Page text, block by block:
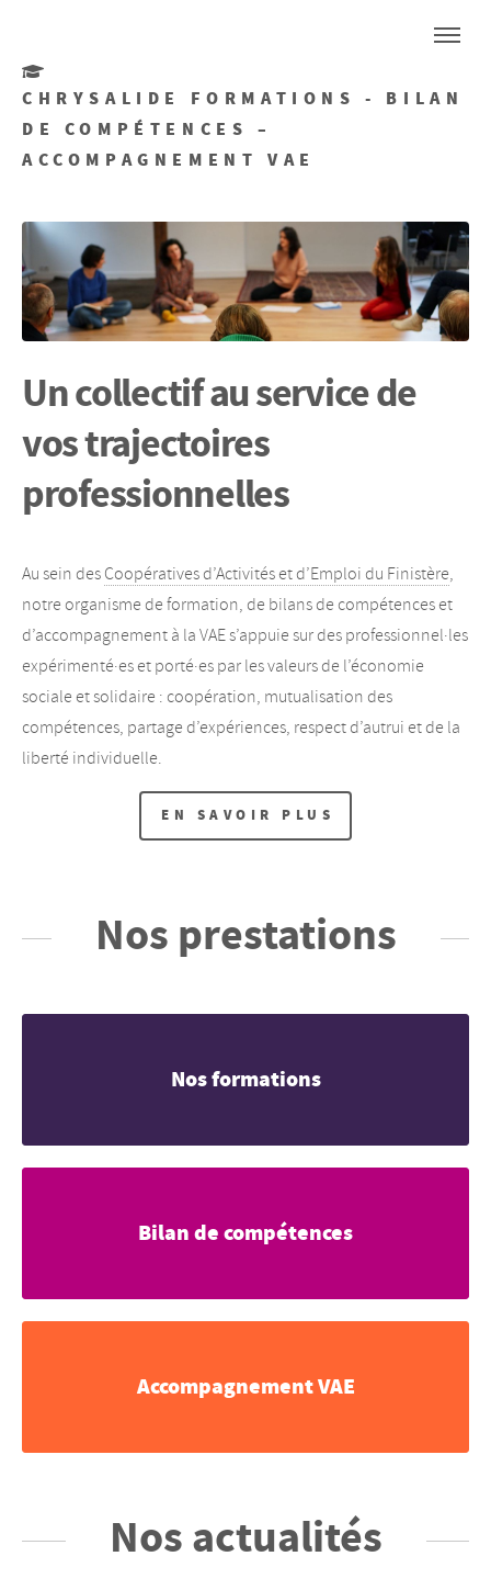
CHRYSALIDE FORMATIONS - BILAN
DE COMPÉTENCES –
ACCOMPAGNEMENT VAE
Un collectif au service de
vos trajectoires
professionnelles
Au sein des Coopératives d’Activités et d’Emploi du Finistère,
notre organisme de formation, de bilans de compétences et
d’accompagnement à la VAE s’appuie sur des professionnel·les
expérimenté·es et porté·es par les valeurs de l’économie
sociale et solidaire : coopération, mutualisation des
compétences, partage d’expériences, respect d’autrui et de la
liberté individuelle.
EN SAVOIR PLUS
Nos prestations
Nos formations
Bilan de compétences
Accompagnement VAE
Nos actualités